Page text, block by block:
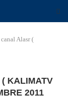
Alasr (
KALIMATV
2011